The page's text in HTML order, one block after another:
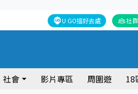
社
U GO搵好去處
社會 影片專區 周圍遊 18